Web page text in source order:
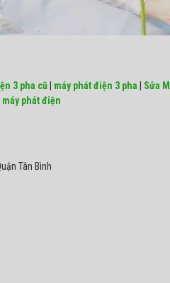
3 pha cũ máy phát điện 3 pha Sửa
phát điện
Tân Bình